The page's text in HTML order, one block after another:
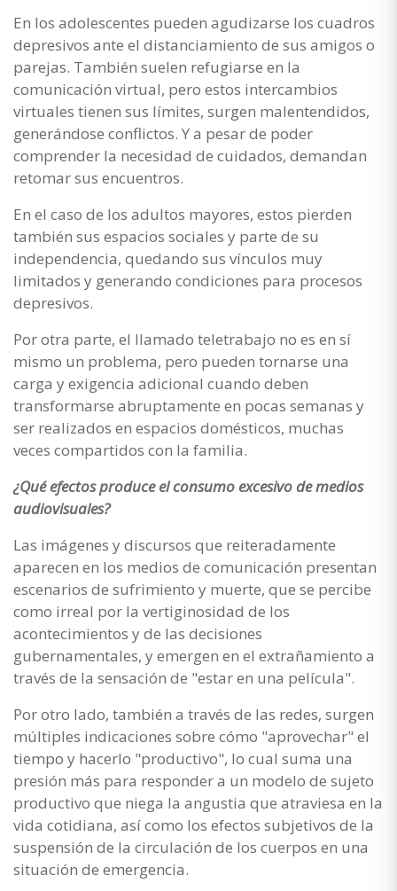
En los adolescentes pueden agudizarse los cuadros
depresivos ante el distanciamiento de sus amigos o
parejas. También suelen refugiarse en la
comunicación virtual, pero estos intercambios
virtuales tienen sus límites, surgen malentendidos,
generándose conflictos. Y a pesar de poder
comprender la necesidad de cuidados, demandan
retomar sus encuentros.
En el caso de los adultos mayores, estos pierden
también sus espacios sociales y parte de su
independencia, quedando sus vínculos muy
limitados y generando condiciones para procesos
depresivos.
Por otra parte, el llamado teletrabajo no es en sí
mismo un problema, pero pueden tornarse una
carga y exigencia adicional cuando deben
transformarse abruptamente en pocas semanas y
ser realizados en espacios domésticos, muchas
veces compartidos con la familia.
¿Qué efectos produce el consumo excesivo de medios
audiovisuales?
Las imágenes y discursos que reiteradamente
aparecen en los medios de comunicación presentan
escenarios de sufrimiento y muerte, que se percibe
como irreal por la vertiginosidad de los
acontecimientos y de las decisiones
gubernamentales, y emergen en el extrañamiento a
través de la sensación de "estar en una película".
Por otro lado, también a través de las redes, surgen
múltiples indicaciones sobre cómo "aprovechar" el
tiempo y hacerlo "productivo", lo cual suma una
presión más para responder a un modelo de sujeto
productivo que niega la angustia que atraviesa en la
vida cotidiana, así como los efectos subjetivos de la
suspensión de la circulación de los cuerpos en una
situación de emergencia.